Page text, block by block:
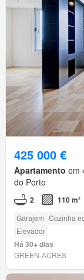
425 000 €
Apartamento em
do Porto
2 110 m²
Garajem Cozinha
Elevador
Há 30+ dias
GREEN-ACRES